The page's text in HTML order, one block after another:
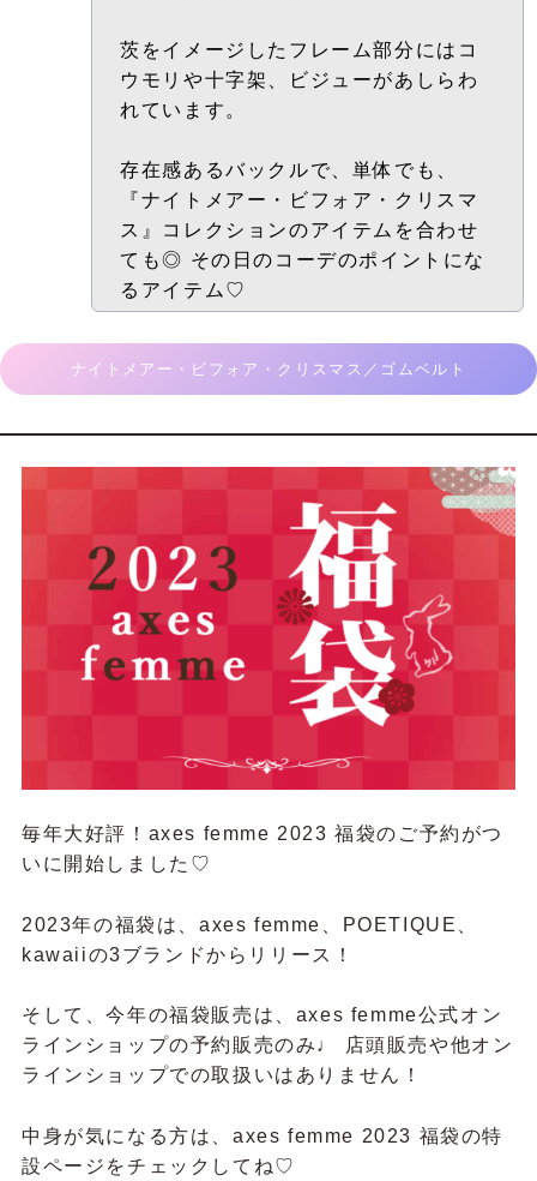
茨をイメージしたフレーム部分にはコ
ウモリや十字架、ビジューがあしらわ
れています。
存在感あるバックルで、単体でも、
『ナイトメアー・ビフォア・クリスマ
ス』コレクションのアイテムを合わせ
ても◎ その日のコーデのポイントにな
るアイテム♡
ナイトメアー・ビフォア・クリスマス／ゴムベルト
毎年大好評！axes femme 2023 福袋のご予約がつ
いに開始しました♡
2023年の福袋は、axes femme、POETIQUE、
kawaiiの3ブランドからリリース！
そして、今年の福袋販売は、axes femme公式オン
ラインショップの予約販売のみ♩ 店頭販売や他オン
ラインショップでの取扱いはありません！
中身が気になる方は、axes femme 2023 福袋の特
設ページをチェックしてね♡